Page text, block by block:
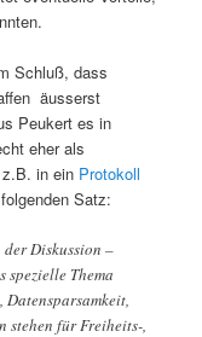
Schluß, dass
äusserst
Peukert es in
eher als
in ein Protokoll
Satz:
der Diskussion –
spezielle Thema
Datensparsamkeit,
stehen für Freiheits-,